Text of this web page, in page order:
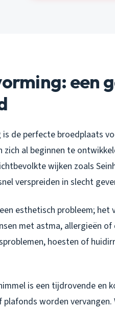
een
de perfecte broedplaats
zich al beginnen te
wijken zoals
verspreiden in slecht
esthetisch probleem;
met astma, allergieën
hoesten of
is een tijdrovende en
plafonds worden